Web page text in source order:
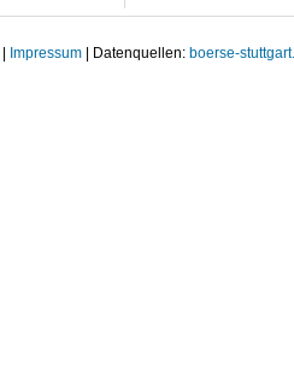
Impressum | Datenquellen: boerse-